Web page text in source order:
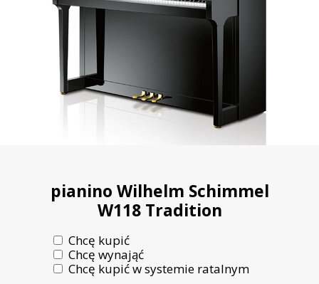
pianino Wilhelm Schimmel
W118 Tradition
Chcę kupić
Chcę wynająć
Chcę kupić w systemie ratalnym